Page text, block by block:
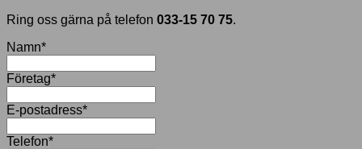
Ring oss gärna på telefon 033-15 70 75.
Namn*
Företag*
E-postadress*
Telefon*